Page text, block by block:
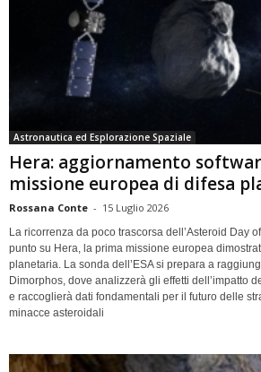
Astronautica ed Esplorazione Spaziale
Hera: aggiornamento
missione europea di difesa
Rossana Conte - 15 Luglio 2026
La ricorrenza da poco trascorsa dell’Asteroid Day
punto su Hera, la prima missione europea
planetaria. La sonda dell’ESA si prepara a
Dimorphos, dove analizzerà gli effetti dell’impatto
e raccoglierà dati fondamentali per il futuro delle
minacce asteroidali